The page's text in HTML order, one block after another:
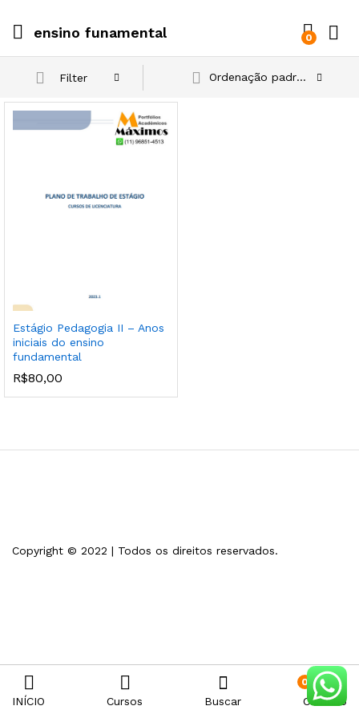
ensino funamental 0
Filter Ordenação padrão
Estágio Pedagogia II – Anos
iniciais do ensino
fundamental
R$80,00
Copyright © 2022 | Todos os direitos reservados.
INÍCIO Cursos Buscar
0
Carrinho